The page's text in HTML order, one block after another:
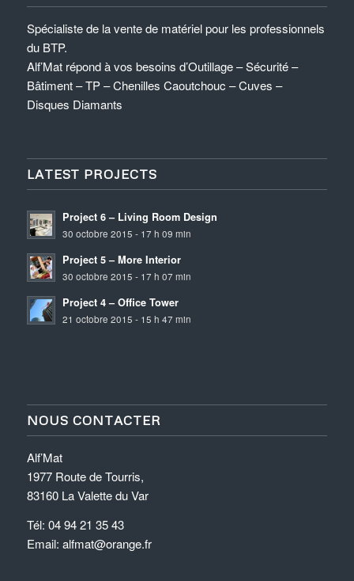
Spécialiste de la vente de matériel pour les professionnels
du BTP.
Alf’Mat répond à vos besoins d’Outillage – Sécurité –
Bâtiment – TP – Chenilles Caoutchouc – Cuves –
Disques Diamants
LATEST PROJECTS
Project 6 – Living Room Design
30 octobre 2015 - 17 h 09 min
Project 5 – More Interior
30 octobre 2015 - 17 h 07 min
Project 4 – Office Tower
21 octobre 2015 - 15 h 47 min
NOUS CONTACTER
Alf’Mat
1977 Route de Tourris,
83160 La Valette du Var
Tél: 04 94 21 35 43
Email: alfmat@orange.fr